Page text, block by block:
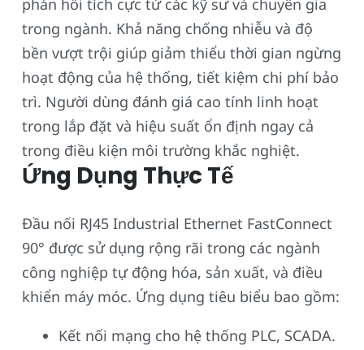
phản hồi tích cực từ các kỹ sư và chuyên gia
trong ngành. Khả năng chống nhiễu và độ
bền vượt trội giúp giảm thiểu thời gian ngừng
hoạt động của hệ thống, tiết kiệm chi phí bảo
trì. Người dùng đánh giá cao tính linh hoạt
trong lắp đặt và hiệu suất ổn định ngay cả
trong điều kiện môi trường khắc nghiệt.
Ứng Dụng Thực Tế
Đầu nối RJ45 Industrial Ethernet FastConnect
90° được sử dụng rộng rãi trong các ngành
công nghiệp tự động hóa, sản xuất, và điều
khiển máy móc. Ứng dụng tiêu biểu bao gồm:
Kết nối mạng cho hệ thống PLC, SCADA.